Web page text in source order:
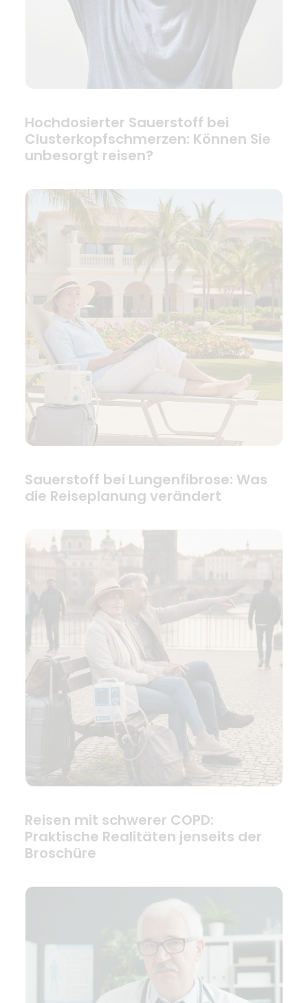
Hochdosierter Sauerstoff bei
Clusterkopfschmerzen: Können Sie
unbesorgt reisen?
Sauerstoff bei Lungenfibrose: Was
die Reiseplanung verändert
Reisen mit schwerer COPD:
Praktische Realitäten jenseits der
Broschüre